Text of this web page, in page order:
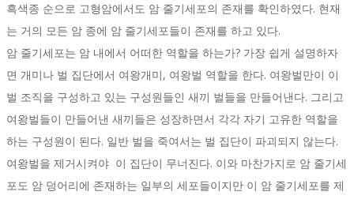
흑색종 순으로 고형암에서도 암 줄기세포의 존재를 확인하였다. 현재
는 거의 모든 암 종에 암 줄기세포들이 존재를 하고 있다.
암 줄기세포는 암 내에서 어떠한 역할을 하는가? 가장 쉽게 설명하자
면 개미나 벌 집단에서 여왕개미, 여왕벌 역할을 한다. 여왕벌만이 이
벌 조직을 구성하고 있는 구성원들인 새끼 벌들을 만들어낸다. 그리고
여왕벌들이 만들어낸 새끼들은 성장하면서 각각 자기 고유한 역할을
하는 구성원이 된다. 일반 벌을 죽여서는 벌 집단이 파괴되지 않는다.
여왕벌을 제거시켜야 이 집단이 무너진다. 이와 마찬가지로 암 줄기세
포도 암 덩어리에 존재하는 일부의 세포들이지만 이 암 줄기세포를 제